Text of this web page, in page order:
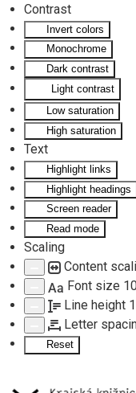
Contrast
Invert colors
Monochrome
Dark contrast
Light contrast
Low saturation
High saturation
Text
Highlight links
Highlight headings
Screen reader
Read mode
Scaling
Content
Aa Font size
Line height
Letter
Reset
Skip to main